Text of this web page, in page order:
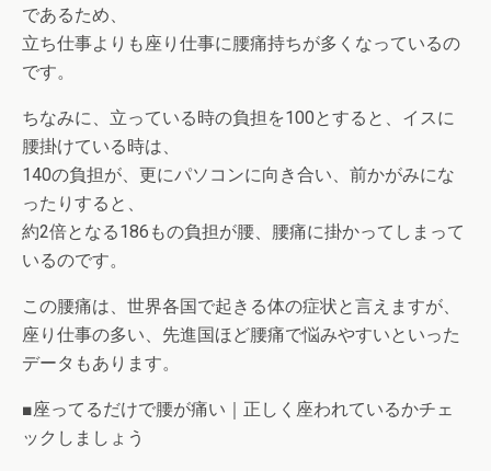
であるため、
立ち仕事よりも座り仕事に腰痛持ちが多くなっているの
です。
ちなみに、立っている時の負担を100とすると、イスに
腰掛けている時は、
140の負担が、更にパソコンに向き合い、前かがみにな
ったりすると、
約2倍となる186もの負担が腰、腰痛に掛かってしまって
いるのです。
この腰痛は、世界各国で起きる体の症状と言えますが、
座り仕事の多い、先進国ほど腰痛で悩みやすいといった
データもあります。
■座ってるだけで腰が痛い｜正しく座われているかチェ
ックしましょう